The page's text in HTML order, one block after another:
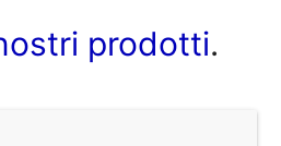
prodotti.